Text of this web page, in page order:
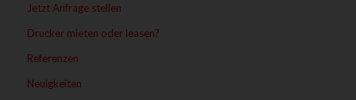
Jetzt Anfrage stellen
Drucker mieten oder leasen?
Referenzen
Neuigkeiten